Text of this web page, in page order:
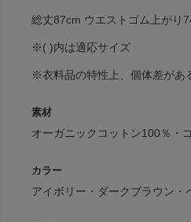
総丈87cm ウエストゴム上がり
※( )内は適応サイズ
※衣料品の特性上、個体差があ
素材
オーガニックコットン100％・
カラー
アイボリー・ダークブラウン・